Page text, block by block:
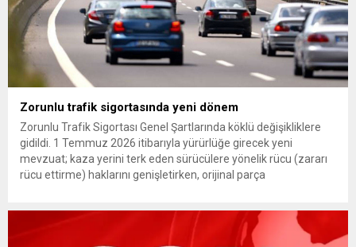
Zorunlu trafik sigortasında yeni dönem
Zorunlu Trafik Sigortası Genel Şartlarında köklü değişikliklere
gidildi. 1 Temmuz 2026 itibarıyla yürürlüğe girecek yeni
mevzuat; kaza yerini terk eden sürücülere yönelik rücu (zararı
rücu ettirme) haklarını genişletirken, orijinal parça
getiriyor. Hazine Müsteşarlığına bağlı ilgili kurumlarca...